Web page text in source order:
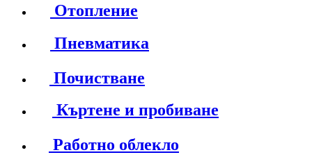
Отопление
Пневматика
Почистване
Къртене и пробиване
Работно облекло